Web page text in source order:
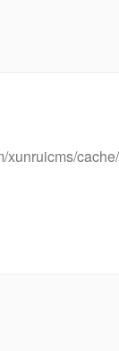
xunruicms/